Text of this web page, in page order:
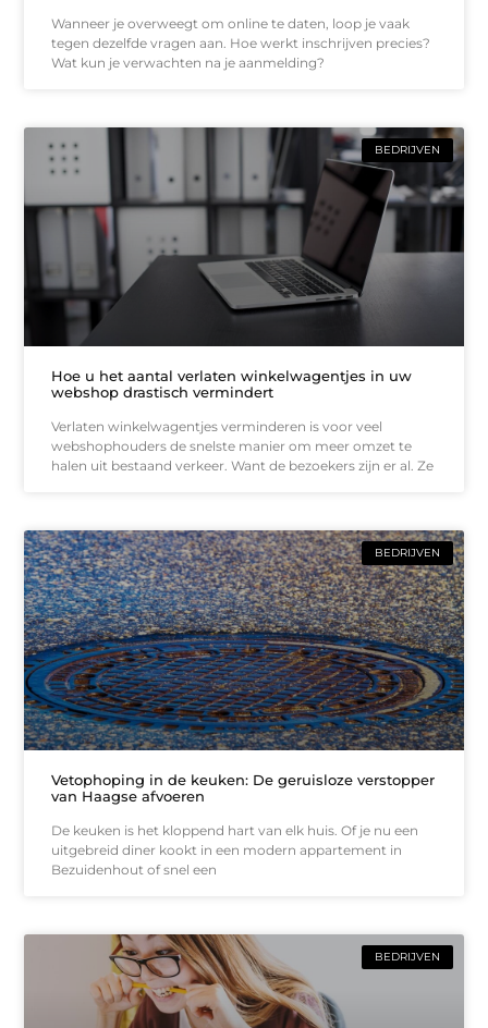
Wanneer je overweegt om online te daten, loop je vaak
tegen dezelfde vragen aan. Hoe werkt inschrijven precies?
Wat kun je verwachten na je aanmelding?
BEDRIJVEN
Hoe u het aantal verlaten winkelwagentjes in uw
webshop drastisch vermindert
Verlaten winkelwagentjes verminderen is voor veel
webshophouders de snelste manier om meer omzet te
halen uit bestaand verkeer. Want de bezoekers zijn er al. Ze
BEDRIJVEN
Vetophoping in de keuken: De geruisloze verstopper
van Haagse afvoeren
De keuken is het kloppend hart van elk huis. Of je nu een
uitgebreid diner kookt in een modern appartement in
Bezuidenhout of snel een
BEDRIJVEN